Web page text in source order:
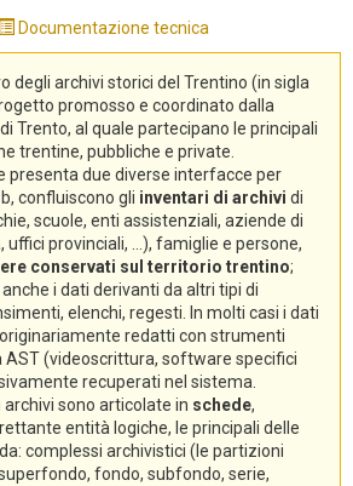
Documentazione tecnica
degli archivi storici del Trentino (in sigla
promosso e coordinato dalla
Trento, al quale partecipano le principali
trentine, pubbliche e private.
presenta due diverse interfacce per
confluiscono gli inventari di archivi di
scuole, enti assistenziali, aziende di
provinciali, ...), famiglie e persone,
conservati sul territorio trentino;
i dati derivanti da altri tipi di
elenchi, regesti. In molti casi i dati
redatti con strumenti
(videoscrittura, software specifici
recuperati nel sistema.
archivi sono articolate in schede,
entità logiche, le principali delle
complessi archivistici (le partizioni
fondo, subfondo, serie,